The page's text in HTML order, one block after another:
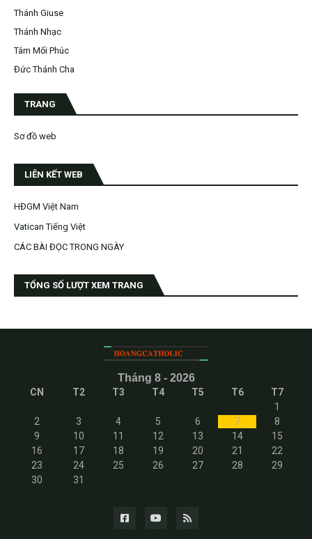
Thánh Giuse
Thánh Nhạc
Tám Mối Phúc
Đức Thánh Cha
TRANG
Sơ đồ web
LIÊN KẾT WEB
HĐGM Việt Nam
Vatican Tiếng Việt
CÁC BÀI ĐỌC TRONG NGÀY
TỔNG SỐ LƯỢT XEM TRANG
Tháng 8 - 2026
CN T2 T3 T4 T5 T6
T7
1
2
3 4 5 6 7
8
9
10 11 12 13 14
15
16
17 18 19 20 21
22
23
24 25 26 27 28
29
30
31